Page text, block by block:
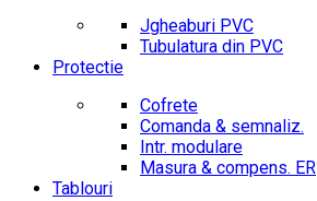
Jgheaburi PVC
Tubulatura din PVC
Protectie
Cofrete
Comanda & semnaliz.
Intr. modulare
Masura & compens. ER
Tablouri